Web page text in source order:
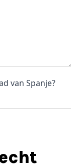
van Spanje?